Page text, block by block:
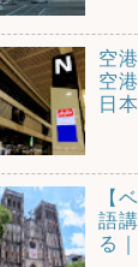
空
空
日本
【
語
る